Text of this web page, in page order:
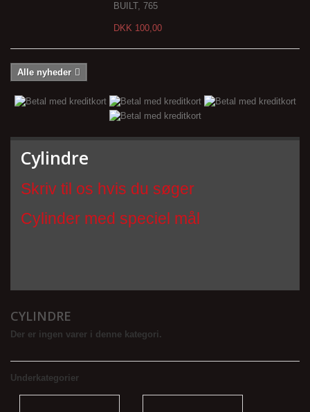
BUILT, 765
DKK 100,00
Alle nyheder
Cylindre
Skriv til os hvis du søger
Cylinder med speciel mål
CYLINDRE
Der er ingen varer i denne kategori.
Underkategorier